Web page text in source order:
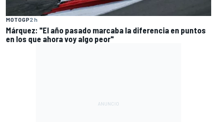
MOTOGP2 h
Márquez: "El año pasado marcaba la diferencia en puntos
en los que ahora voy algo peor"